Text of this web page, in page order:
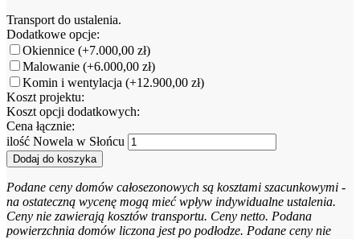
Transport do ustalenia.
Dodatkowe opcje:
Okiennice (+7.000,00 zł)
Malowanie (+6.000,00 zł)
Komin i wentylacja (+12.900,00 zł)
Koszt projektu:
Koszt opcji dodatkowych:
Cena łącznie:
ilość Nowela w Słońcu
Dodaj do koszyka
Podane ceny domów całosezonowych są kosztami szacunkowymi -
na ostateczną wycenę mogą mieć wpływ indywidualne ustalenia.
Ceny nie zawierają kosztów transportu. Ceny netto. Podana
powierzchnia domów liczona jest po podłodze. Podane ceny nie